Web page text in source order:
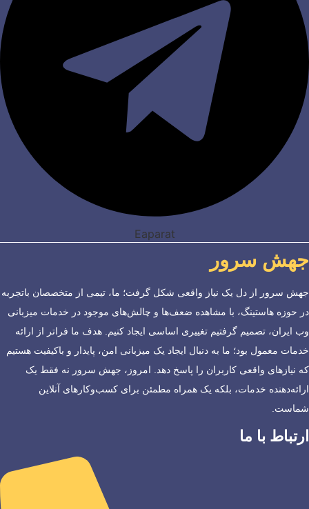
Eaparat
جهش سرور
جهش سرور از دل یک نیاز واقعی شکل گرفت؛ ما، تیمی از متخصصان باتجربه
در حوزه هاستینگ، با مشاهده ضعف‌ها و چالش‌های موجود در خدمات میزبانی
وب ایران، تصمیم گرفتیم تغییری اساسی ایجاد کنیم. هدف ما فراتر از ارائه
خدمات معمول بود؛ ما به دنبال ایجاد یک میزبانی امن، پایدار و باکیفیت هستیم
که نیازهای واقعی کاربران را پاسخ دهد. امروز، جهش سرور نه فقط یک
ارائه‌دهنده خدمات، بلکه یک همراه مطمئن برای کسب‌وکارهای آنلاین
شماست.
ارتباط با ما